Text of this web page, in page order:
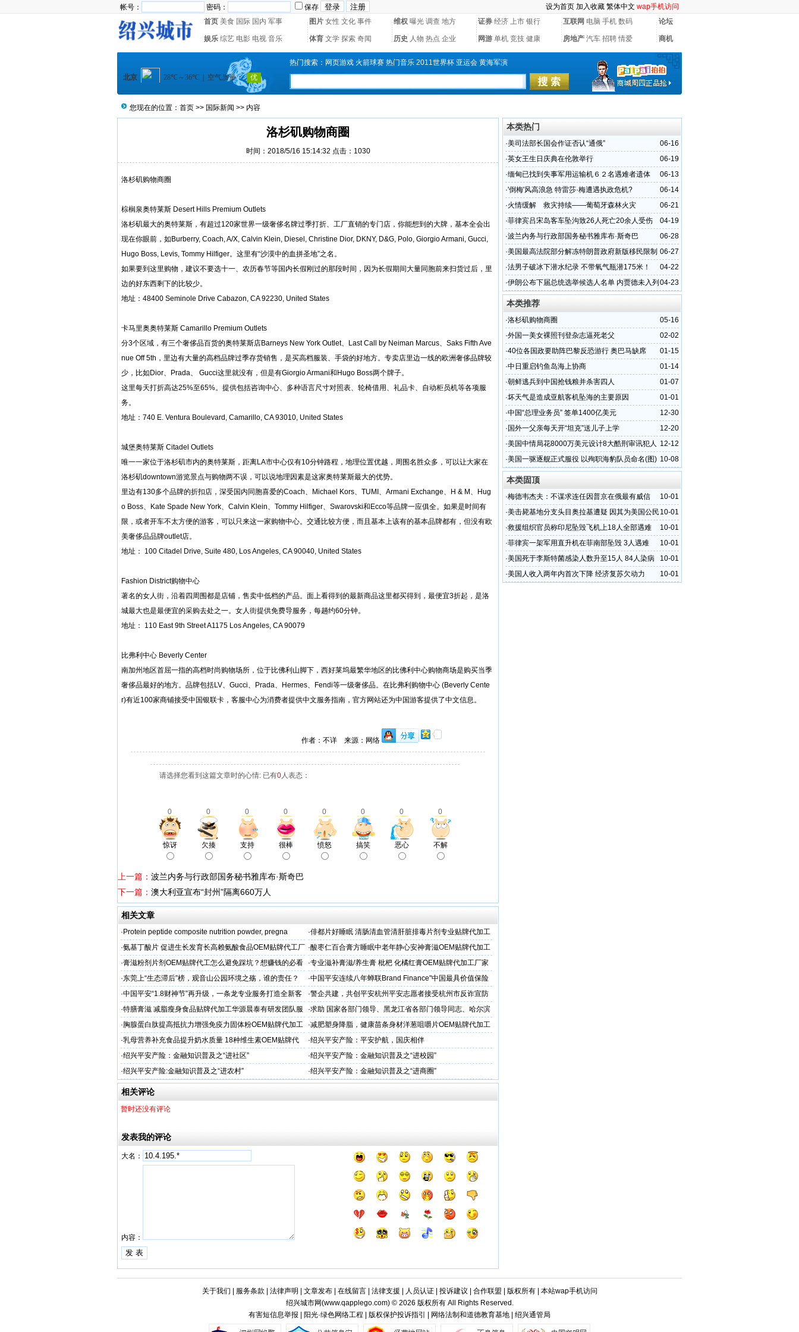
帐号： 密码： 保存 设为首页 加入收藏 繁体中文 wap手机访问
首页 美食 国际 国内 军事 图片 女性 文化 事件 维权 曝光 调查 地方 证券 经济 上市 银行 互联网 电脑 手机 数码 论坛
娱乐 综艺 电影 电视 音乐 体育 文学 探索 奇闻 历史 人物 热点 企业 网游 单机 竞技 健康 房地产 汽车 招聘 情爱 商机
热门搜索： 网页游戏 火箭球赛 热门音乐 2011世界杯 亚运会 黄海军演
您现在的位置： 首页 >> 国际新闻 >> 内容
洛杉矶购物商圈
时间：2018/5/16 15:14:32 点击： 1030
洛杉矶购物商圈
棕榈泉奥特莱斯 Desert Hills Premium Outlets
洛杉矶最大的奥特莱斯，有超过120家世界一级奢侈名牌过季打折、工厂直销的专门店，你能想到的大牌，基本全会出
现在你眼前，如Burberry, Coach, A/X, Calvin Klein, Diesel, Christine Dior, DKNY, D&G, Polo, Giorgio Armani, Gucci,
Hugo Boss, Levis, Tommy Hilfiger。这里有“沙漠中的血拼圣地”之名。
如果要到这里购物，建议不要选十一、农历春节等国内长假刚过的那段时间，因为长假期间大量同胞前来扫货过后，里
边的好东西剩下的比较少。
地址：48400 Seminole Drive Cabazon, CA 92230, United States
卡马里奥奥特莱斯 Camarillo Premium Outlets
分3个区域，有三个奢侈品百货的奥特莱斯店Barneys New York Outlet、Last Call by Neiman Marcus、Saks Fifth Ave
nue Off 5th，里边有大量的高档品牌过季存货销售，是买高档服装、手袋的好地方。专卖店里边一线的欧洲奢侈品牌较
少，比如Dior、Prada、 Gucci这里就没有，但是有Giorgio Armani和Hugo Boss两个牌子。
这里每天打折高达25%至65%。提供包括咨询中心、多种语言尺寸对照表、轮椅借用、礼品卡、自动柜员机等各项服
务。
地址：740 E. Ventura Boulevard, Camarillo, CA 93010, United States
城堡奥特莱斯 Citadel Outlets
唯一一家位于洛杉矶市内的奥特莱斯，距离LA市中心仅有10分钟路程，地理位置优越，周围名胜众多，可以让大家在
洛杉矶downtown游览景点与购物两不误，可以说地理因素是这家奥特莱斯最大的优势。
里边有130多个品牌的折扣店，深受国内同胞喜爱的Coach、Michael Kors、TUMI、Armani Exchange、H & M、Hug
o Boss、Kate Spade New York、Calvin Klein、Tommy Hilfiger、Swarovski和Ecco等品牌一应俱全。如果是时间有
限，或者开车不太方便的游客，可以只来这一家购物中心。交通比较方便，而且基本上该有的基本品牌都有，但没有欧
美奢侈品品牌outlet店。
地址： 100 Citadel Drive, Suite 480, Los Angeles, CA 90040, United States
Fashion District购物中心
著名的女人街，沿着四周围都是店铺，售卖中低档的产品。面上看得到的最新商品这里都买得到，最便宜3折起，是洛
城最大也是最便宜的采购去处之一。女人街提供免费导服务，每趟约60分钟。
地址： 110 East 9th Street A1175 Los Angeles, CA 90079
比弗利中心 Beverly Center
南加州地区首屈一指的高档时尚购物场所，位于比佛利山脚下，西好莱坞最繁华地区的 比佛利中心购物商场是购买当季
奢侈品最好的地方。品牌包括LV、Gucci、Prada、Hermes、Fendi等一级奢侈品。在比弗利购物中心 (Beverly Cente
r)有近100家商铺接受中国银联卡，客服中心为消费者提供中文服务指南，官方网站还为中国游客提供了中文信息。
作者：不详 来源：网络
请选择您看到这篇文章时的心情: 已有0人表态：
0 0 0 0 0 0 0 0
惊讶 欠揍 支持 很棒 愤怒 搞笑 恶心 不解
上一篇： 波兰内务与行政部国务秘书雅库布·斯奇巴
下一篇： 澳大利亚宣布“封州”隔离660万人
相关文章
· Protein peptide composite nutrition powder, pregna ·俳都片好睡眠 清肠清血管清肝脏排毒片剂专业贴牌代加工
·氨基丁酸片 促进生长发育长高赖氨酸食品OEM贴牌代工厂
家
·酸枣仁百合膏方睡眠中老年静心安神膏滋OEM贴牌代加工
厂
·膏滋粉剂片剂OEM贴牌代工怎么避免踩坑？想赚钱的必看 ·专业滋补膏滋/养生膏 枇杷 化橘红膏OEM贴牌代加工厂家
·东莞上“生态滞后”榜，观音山公园环境之殇，谁的责任？ ·中国平安连续八年蝉联Brand Finance"中国最具价值保险
品牌"
·中国平安“1.8财神节”再升级，一条龙专业服务打造全新客
户体验
·警企共建，共创平安杭州平安志愿者接受杭州市反诈宣防
人才专项培训
·特膳膏滋 减脂瘦身食品贴牌代加工华源晨泰有研发团队服
务商
·求助 国家各部门领导、黑龙江省各部门领导同志、哈尔滨
市公安局长
· 胸腺蛋白肽提高抵抗力增强免疫力固体粉OEM贴牌代加工
服务商
·减肥塑身降脂，健康苗条身材洋葱咀嚼片OEM贴牌代加工
服务商
·乳母营养补充食品提升奶水质量 18种维生素OEM贴牌代
工
·绍兴平安产险：平安护航，国庆相伴
·绍兴平安产险：金融知识普及之“进社区” ·绍兴平安产险：金融知识普及之“进校园”
·绍兴平安产险:金融知识普及之“进农村” ·绍兴平安产险：金融知识普及之“进商圈”
相关评论
暂时还没有评论
发表我的评论
大名：
内容：
本类热门
06-16
·美司法部长国会作证否认“通俄”
06-19
·英女王生日庆典在伦敦举行
06-13
·缅甸已找到失事军用运输机６２名遇难者遗体
06-14
·'倒梅'风高浪急 特雷莎·梅遭遇执政危机?
06-21
·火情缓解 救灾持续——葡萄牙森林火灾
04-19
·菲律宾吕宋岛客车坠沟致26人死亡20余人受伤
06-28
·波兰内务与行政部国务秘书雅库布·斯奇巴
06-27
·美国最高法院部分解冻特朗普政府新版移民限制
令
04-22
·法男子破冰下潜水纪录 不带氧气瓶潜175米！
04-23
·伊朗公布下届总统选举候选人名单 内贾德未入列
本类推荐
05-16
·洛杉矶购物商圈
02-02
·外国一美女裸照刊登杂志逼死老父
01-15
·40位各国政要助阵巴黎反恐游行 奥巴马缺席
01-14
·中日重启钓鱼岛海上协商
01-07
·朝鲜逃兵到中国抢钱粮并杀害四人
01-01
·坏天气是造成亚航客机坠海的主要原因
12-30
·中国“总理业务员” 签单1400亿美元
12-20
· 国外一父亲每天开“坦克”送儿子上学
12-12
·美国中情局花8000万美元设计8大酷刑审讯犯人
10-08
·美国一驱逐舰正式服役 以殉职海豹队员命名(图)
本类固顶
10-01
·梅德韦杰夫：不谋求连任因普京在俄最有威信
10-01
·美击毙基地分支头目奥拉基遭疑 因其为美国公民
10-01
·救援组织官员称印尼坠毁飞机上18人全部遇难
10-01
·菲律宾一架军用直升机在菲南部坠毁 3人遇难
10-01
·美国死于李斯特菌感染人数升至15人 84人染病
10-01
·美国人收入两年内首次下降 经济复苏欠动力
关于我们 服务条款 法律声明 文章发布| 在线留言| 法律支援 人员认证| 投诉建议 合作联盟 版权所有| 本站wap手机访问
绍兴城市网(www.qapplego.com) © 2026 版权所有 All Rights Reserved.
有害短信息举报 | 阳光·绿色网络工程 | 版权保护投诉指引 | 网络法制和道德教育基地 | 绍兴通管局